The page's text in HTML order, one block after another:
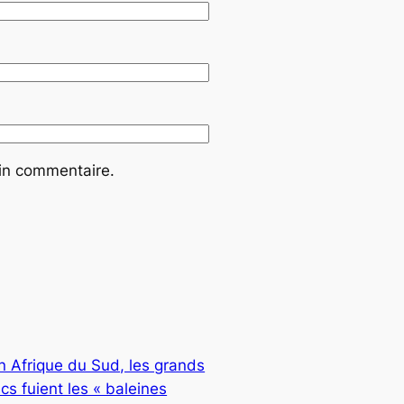
commentaire.
Afrique du Sud, les grands
fuient les « baleines